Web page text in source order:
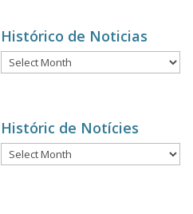
Histórico de Noticias
Histórico
de
Históric de Notícies
Históric
de